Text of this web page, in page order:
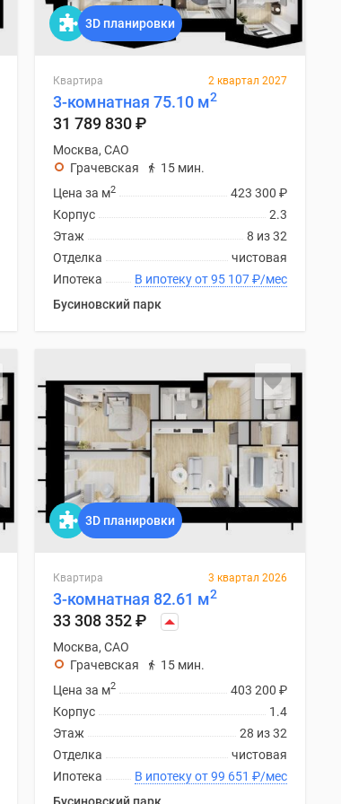
3D планировки
Квартира 2 квартал 2027
3-комнатная 75.10 м2
31 789 830₽
Москва, САО
Грачевская
15 мин.
423 300 ₽
Цена за м2
2.3
Корпус
8 из 32
Этаж
чистовая
Отделка
В ипотеку от 95 107₽/мес
Ипотека
Бусиновский парк
3D планировки
Квартира 3 квартал 2026
3-комнатная 82.61 м2
33 308 352₽
Москва, САО
Грачевская
15 мин.
403 200 ₽
Цена за м2
1.4
Корпус
28 из 32
Этаж
чистовая
Отделка
В ипотеку от 99 651 ₽/мес
Ипотека
Бусиновский парк